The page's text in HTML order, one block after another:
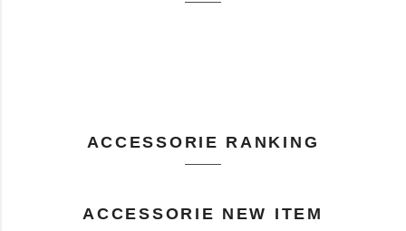
ACCESSORIE RANKING
ACCESSORIE NEW ITEM